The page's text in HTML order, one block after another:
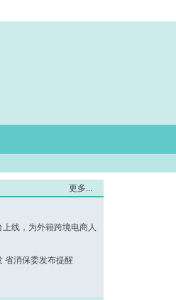
更多...
线，为外籍跨境电商人
省消保委发布提醒